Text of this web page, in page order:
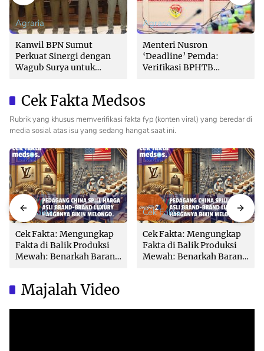
Agraria
Kanwil BPN Sumut
Perkuat Sinergi dengan
Wagub Surya untuk
Agraria
Menteri Nusron
‘Deadline’ Pemda:
Verifikasi BPHTB
Lambat!
Cek Fakta Medsos
Rubrik yang khusus memverifikasi fakta fyp (konten viral) yang beredar di
media sosial atas isu yang sedang hangat saat ini.
Cek Fakta
Cek Fakta: Mengungkap
Fakta di Balik Produksi
Mewah: Benarkah Barang
Cek Fakta
Cek Fakta: Mengungkap
Fakta di Balik Produksi
Mewah: Benarkah Barang
Majalah Video